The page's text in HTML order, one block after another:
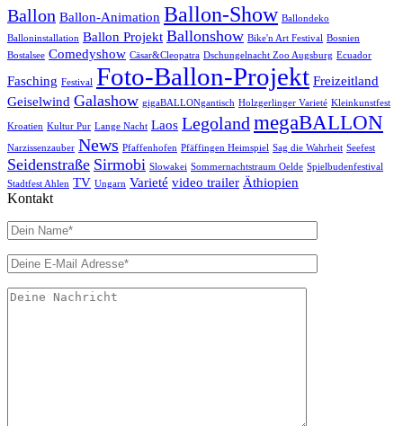
Ballon Ballon-Animation Ballon-Show Ballondeko
Balloninstallation Ballon Projekt Ballonshow Bike'n Art Festival Bosnien
Bostalsee Comedyshow Cäsar&Cleopatra Dschungelnacht Zoo Augsburg Ecuador
Fasching Festival Foto-Ballon-Projekt Freizeitland
Geiselwind Galashow gigaBALLONgantisch Holzgerlinger Varieté Kleinkunstfest
Kroatien Kultur Pur Lange Nacht Laos Legoland megaBALLON
Narzissenzauber News Pfaffenhofen Pfäffingen Heimspiel Sag die Wahrheit Seefest
Seidenstraße Sirmobi Slowakei Sommernachtstraum Oelde Spielbudenfestival
Stadtfest Ahlen TV Ungarn Varieté video trailer Äthiopien
Kontakt